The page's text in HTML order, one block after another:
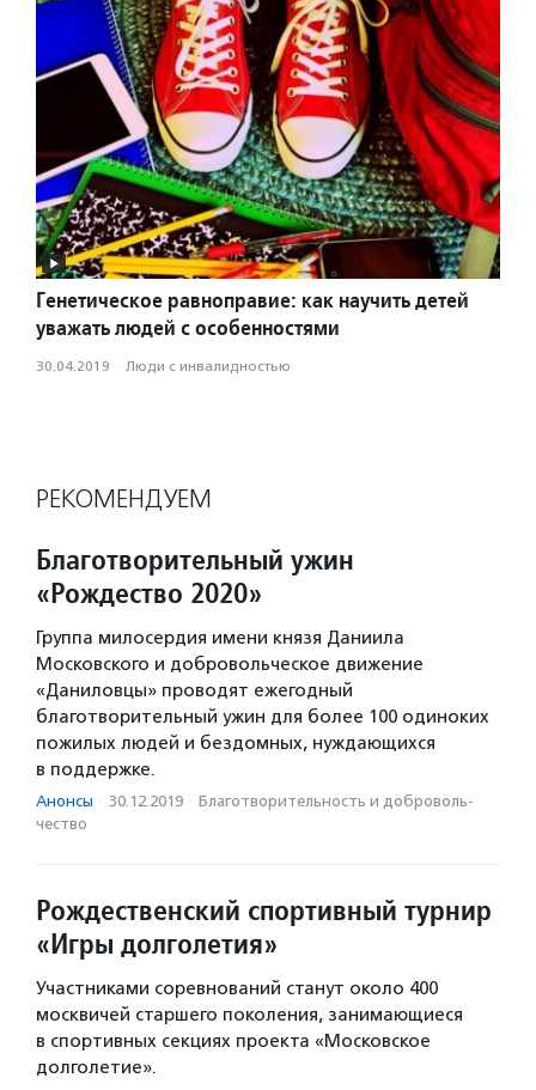
Генетическое равноправие: как научить детей
уважать людей с особенностями
30.04.2019 · Люди с инвалидностью
РЕКОМЕНДУЕМ
Благотворительный ужин
«Рождество 2020»
Группа милосердия имени князя Даниила
Московского и добровольческое движение
«Даниловцы» проводят ежегодный
благотворительный ужин для более 100 одиноких
пожилых людей и бездомных, нуждающихся
в поддержке.
Анонсы · 30.12.2019 · Благотвори­тель­ность и доброволь­
чест­во
Рождественский спортивный турнир
«Игры долголетия»
Участниками соревнований станут около 400
москвичей старшего поколения, занимающиеся
в спортивных секциях проекта «Московское
долголетие».